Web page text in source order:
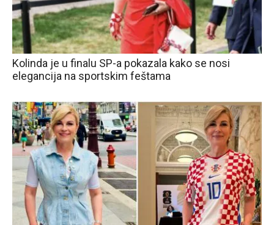
Kolinda je u finalu SP-a pokazala kako se nosi
elegancija na sportskim feštama